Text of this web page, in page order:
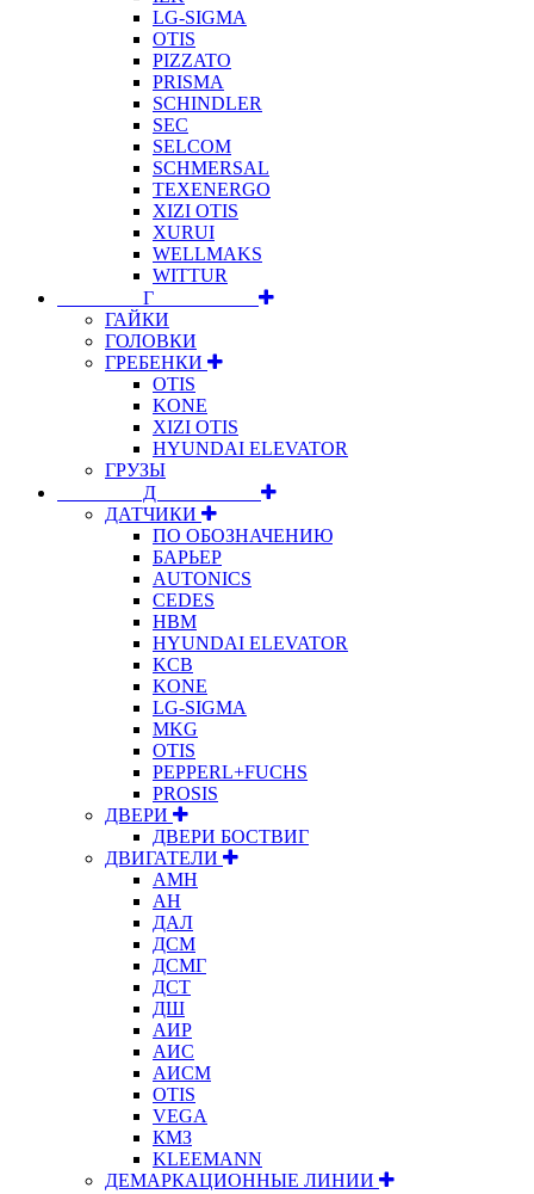
LG-SIGMA
OTIS
PIZZATO
PRISMA
SCHINDLER
SEC
SELCOM
SCHMERSAL
TEXENERGO
XIZI OTIS
XURUI
WELLMAKS
WITTUR
⠀⠀⠀⠀⠀⠀Г⠀⠀⠀⠀⠀⠀⠀
ГАЙКИ
ГОЛОВКИ
ГРЕБЕНКИ
OTIS
KONE
XIZI OTIS
HYUNDAI ELEVATOR
ГРУЗЫ
⠀⠀⠀⠀⠀⠀Д⠀⠀⠀⠀⠀⠀⠀
ДАТЧИКИ
ПО ОБОЗНАЧЕНИЮ
БАРЬЕР
AUTONICS
CEDES
HBM
HYUNDAI ELEVATOR
KCB
KONE
LG-SIGMA
MKG
OTIS
PEPPERL+FUCHS
PROSIS
ДВЕРИ
ДВЕРИ БОСТВИГ
ДВИГАТЕЛИ
АМН
АН
ДАЛ
ДСМ
ДСМГ
ДСТ
ДШ
АИР
АИС
АИСМ
OTIS
VEGA
КМЗ
KLEEMANN
ДЕМАРКАЦИОННЫЕ ЛИНИИ